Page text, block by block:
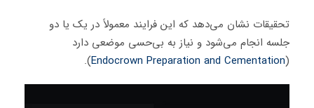
تحقیقات نشان می‌دهد که این فرایند معمولاً در یک یا دو
جلسه انجام می‌شود و نیاز به بی‌حسی موضعی دارد
(
Endocrown Preparation and Cementation
).